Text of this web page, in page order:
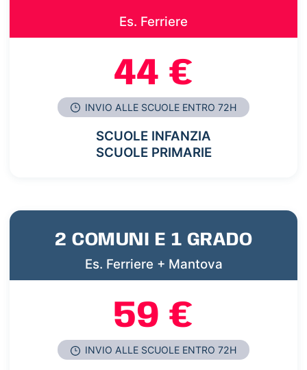
Es. Ferriere
44 €
INVIO ALLE SCUOLE ENTRO 72H
SCUOLE INFANZIA
SCUOLE PRIMARIE
2 COMUNI E 1 GRADO
Es. Ferriere + Mantova
59 €
INVIO ALLE SCUOLE ENTRO 72H